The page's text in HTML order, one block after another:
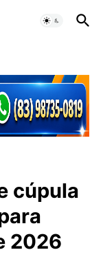
cúpula
2026